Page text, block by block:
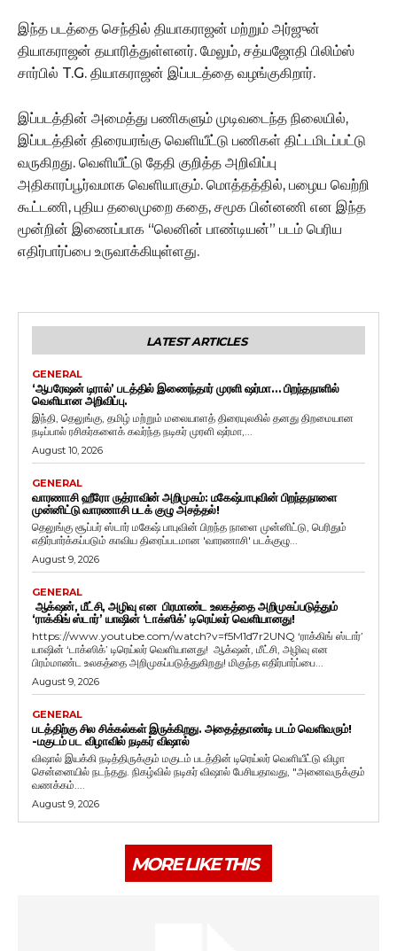
இந்த படத்தை செந்தில் தியாகராஜன் மற்றும் அர்ஜுன்
தியாகராஜன் தயாரித்துள்ளனர். மேலும், சத்யஜோதி பிலிம்ஸ்
சார்பில் T.G. தியாகராஜன் இப்படத்தை வழங்குகிறார்.
இப்படத்தின் அமைத்து பணிகளும் முடிவடைந்த நிலையில்,
இப்படத்தின் திரையரங்கு வெளியீட்டு பணிகள் திட்டமிடப்பட்டு
வருகிறது. வெளியீட்டு தேதி குறித்த அறிவிப்பு
அதிகாரப்பூர்வமாக வெளியாகும். மொத்தத்தில், பழைய வெற்றி
கூட்டணி, புதிய தலைமுறை கதை, சமூக பின்னணி என இந்த
மூன்றின் இணைப்பாக “லெனின் பாண்டியன்” படம் பெரிய
எதிர்பார்ப்பை உருவாக்கியுள்ளது.
LATEST ARTICLES
GENERAL
‘ஆபரேஷன் டிரால்’ படத்தில் இணைந்தார் முரளி ஷர்மா… பிறந்தநாளில்
வெளியான அறிவிப்பு.
இந்தி, தெலுங்கு, தமிழ் மற்றும் மலையாளத் திரையுலகில் தனது திறமையான
நடிப்பால் ரசிகர்களைக் கவர்ந்த நடிகர் முரளி ஷர்மா,...
August 10, 2026
GENERAL
வாரணாசி ஹீரோ ருத்ராவின் அறிமுகம்: மகேஷ்பாபுவின் பிறந்தநாளை
முன்னிட்டு வாரணாசி படக் குழு அசத்தல்!
தெலுங்கு சூப்பர் ஸ்டார் மகேஷ் பாபுவின் பிறந்த நாளை முன்னிட்டு, பெரிதும்
எதிர்பார்க்கப்படும் காவிய திரைப்படமான 'வாரணாசி' படக்குழு...
August 9, 2026
GENERAL
ஆக்‌ஷன், மீட்சி, அழிவு என பிரமாண்ட உலகத்தை அறிமுகப்படுத்தும்
‘ராக்கிங் ஸ்டார்’ யாஷின் ‘டாக்ஸிக்’ டிரெய்லர் வெளியானது!
https://www.youtube.com/watch?v=f5M1d7r2UNQ ‘ராக்கிங் ஸ்டார்’
யாஷின் ‘டாக்ஸிக்’ டிரெய்லர் வெளியானது! ஆக்‌ஷன், மீட்சி, அழிவு என
பிரம்மாண்ட உலகத்தை அறிமுகப்படுத்துகிறது! மிகுந்த எதிர்பார்ப்பை...
August 9, 2026
GENERAL
படத்திற்கு சில சிக்கல்கள் இருக்கிறது. அதைத்தாண்டி படம் வெளிவரும்!
-மகுடம் பட விழாவில் நடிகர் விஷால்
விஷால் இயக்கி நடித்திருக்கும் மகுடம் படத்தின் டிரெய்லர் வெளியீட்டு விழா
சென்னையில் நடந்தது. நிகழ்வில் நடிகர் விஷால் பேசியதாவது, "அனைவருக்கும்
வணக்கம்....
August 9, 2026
MORE LIKE THIS